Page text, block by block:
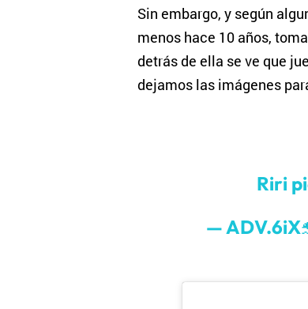
Sin embargo, y según
menos hace 10 años,
detrás de ella se ve que
dejamos las imágenes
Riri
—